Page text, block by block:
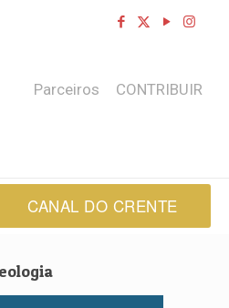
Parceiros CONTRIBUIR
CANAL DO CRENTE